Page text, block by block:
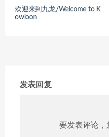
欢迎来到九龙/Welcome to K
owloon
发表回复
要发表评论，